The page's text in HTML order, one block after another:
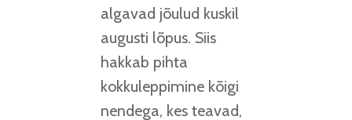
algavad jõulud kuskil
augusti lõpus. Siis
hakkab pihta
kokkuleppimine kõigi
nendega, kes teavad,